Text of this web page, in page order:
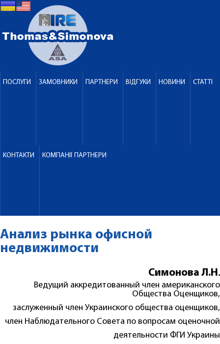
ПОСЛУГИ ЗАМОВНИКИ ПАРТНЕРИ ВІДГУКИ НОВИНИ СТАТТІ
КОНТАКТИ КОМПАНІЇ ПАРТНЕРИ
Анализ рынка офисной
недвижимости
Симонова Л.Н.
Ведущий аккредитованный член американского
Общества Оценщиков,
заслуженный член Украинского общества оценщиков,
член Наблюдательного Совета по вопросам оценочной
деятельности ФГИ Украины